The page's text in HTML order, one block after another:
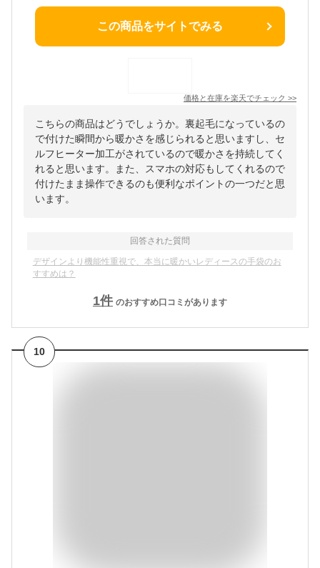
この商品をサイトでみる
価格と在庫を楽天でチェック >>
こちらの商品はどうでしょうか。裏起毛になっているの
で付けた瞬間から暖かさを感じられると思いますし、セ
ルフヒーター加工がされているので暖かさを持続してく
れると思います。また、スマホの対応もしてくれるので
付けたまま操作できるのも便利なポイントの一つだと思
います。
回答された質問
デザインより機能性重視で、本当に暖かいレディースの手袋のお
すすめは？
1件 のおすすめ口コミがあります
10